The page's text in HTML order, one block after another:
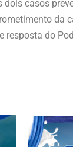
dois casos
da
do